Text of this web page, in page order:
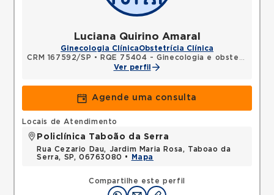
Luciana Quirino Amaral
Ginecologia ClínicaObstetrícia Clínica
CRM 167592/SP •
RQE 75404 - Ginecologia e obstetrícia
Ver perfil
Agende uma consulta
Compartilhe este perfil
Locais de Atendimento
Policlínica Taboão da Serra
Rua Cezario Dau, Jardim Maria Rosa, Taboao da
Serra, SP, 06763080 •
Mapa